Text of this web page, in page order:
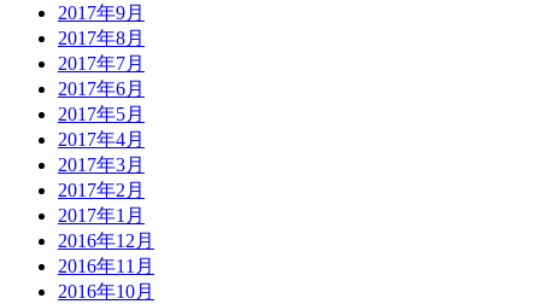
2017年9月
2017年8月
2017年7月
2017年6月
2017年5月
2017年4月
2017年3月
2017年2月
2017年1月
2016年12月
2016年11月
2016年10月